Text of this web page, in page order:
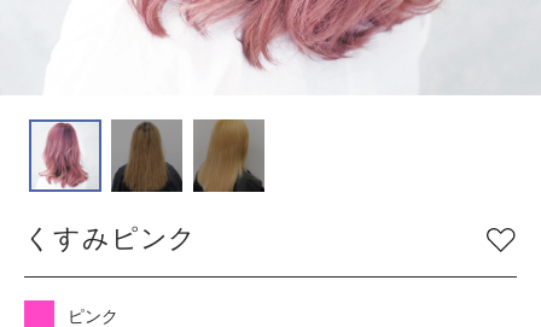
ベージュ
シルバー
ブラウン
ピンク
マット/グリーン
レッド
オレンジ
くすみピンク
ピンク